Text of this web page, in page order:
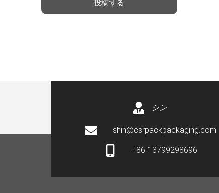
投稿する
シン
shin@csrpackpackaging.com
+86-13799298696